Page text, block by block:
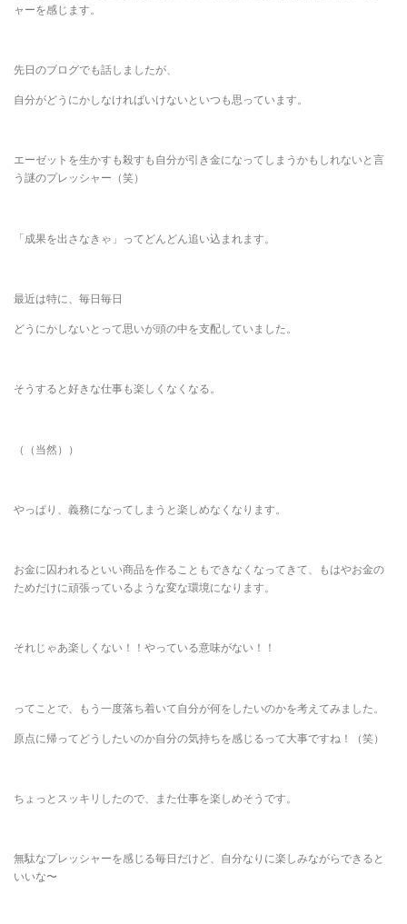
ャーを感じます。
先日のブログでも話しましたが、
自分がどうにかしなければいけないといつも思っています。
エーゼットを生かすも殺すも自分が引き金になってしまうかもしれないと言
う謎のプレッシャー（笑）
「成果を出さなきゃ」ってどんどん追い込まれます。
最近は特に、毎日毎日
どうにかしないとって思いが頭の中を支配していました。
そうすると好きな仕事も楽しくなくなる。
（（当然））
やっぱり、義務になってしまうと楽しめなくなります。
お金に囚われるといい商品を作ることもできなくなってきて、もはやお金の
ためだけに頑張っているような変な環境になります。
それじゃあ楽しくない！！やっている意味がない！！
ってことで、もう一度落ち着いて自分が何をしたいのかを考えてみました。
原点に帰ってどうしたいのか自分の気持ちを感じるって大事ですね！（笑）
ちょっとスッキリしたので、また仕事を楽しめそうです。
無駄なプレッシャーを感じる毎日だけど、自分なりに楽しみながらできると
いいな〜